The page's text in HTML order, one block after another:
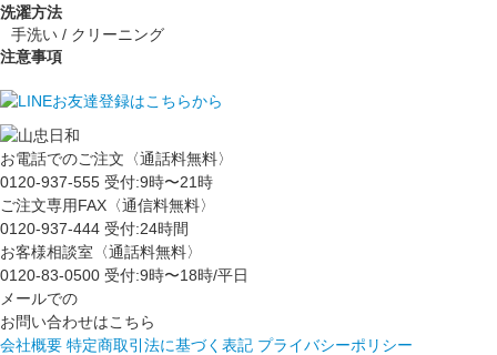
洗濯方法
手洗い / クリーニング
注意事項
お電話でのご注文〈通話料無料〉
0120-937-555 受付:9時〜21時
ご注文専用FAX〈通信料無料〉
0120-937-444 受付:24時間
お客様相談室〈通話料無料〉
0120-83-0500 受付:9時〜18時/平日
メールでの
お問い合わせはこちら
会社概要 特定商取引法に基づく表記 プライバシーポリシー